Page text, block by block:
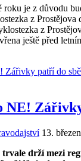
roku je z důvodu
z Prostějova
z
ještě před
NE!
13.
drží mezi